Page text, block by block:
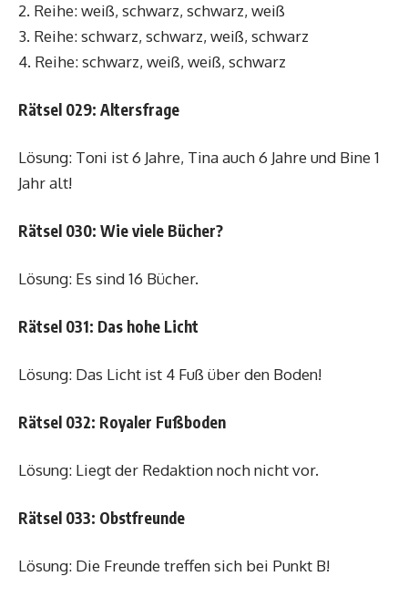
2. Reihe: weiß, schwarz, schwarz, weiß
3. Reihe: schwarz, schwarz, weiß, schwarz
4. Reihe: schwarz, weiß, weiß, schwarz
Rätsel 029: Altersfrage
Lösung: Toni ist 6 Jahre, Tina auch 6 Jahre und Bine 1
Jahr alt!
Rätsel 030: Wie viele Bücher?
Lösung: Es sind 16 Bücher.
Rätsel 031: Das hohe Licht
Lösung: Das Licht ist 4 Fuß über den Boden!
Rätsel 032: Royaler Fußboden
Lösung: Liegt der Redaktion noch nicht vor.
Rätsel 033: Obstfreunde
Lösung: Die Freunde treffen sich bei Punkt B!